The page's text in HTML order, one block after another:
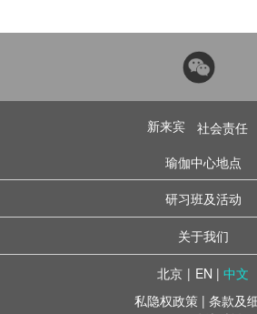
新来宾
社会责任
瑜伽中心地点
研习班及活动
关于我们
北京 | EN | 中文
私隐权政策 | 条款及